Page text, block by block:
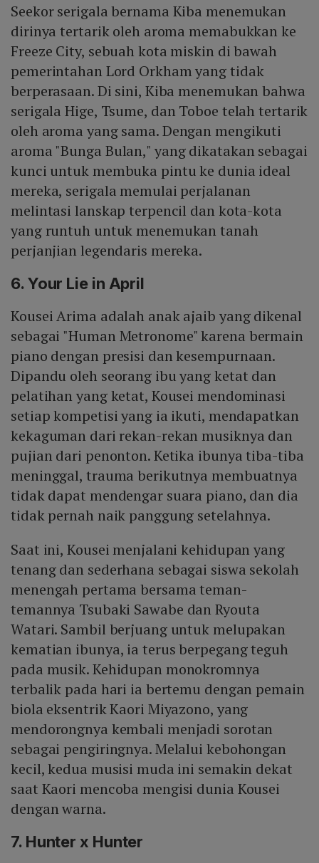
Seekor serigala bernama Kiba menemukan
dirinya tertarik oleh aroma memabukkan ke
Freeze City, sebuah kota miskin di bawah
pemerintahan Lord Orkham yang tidak
berperasaan. Di sini, Kiba menemukan bahwa
serigala Hige, Tsume, dan Toboe telah tertarik
oleh aroma yang sama. Dengan mengikuti
aroma "Bunga Bulan," yang dikatakan sebagai
kunci untuk membuka pintu ke dunia ideal
mereka, serigala memulai perjalanan
melintasi lanskap terpencil dan kota-kota
yang runtuh untuk menemukan tanah
perjanjian legendaris mereka.
6. Your Lie in April
Kousei Arima adalah anak ajaib yang dikenal
sebagai "Human Metronome" karena bermain
piano dengan presisi dan kesempurnaan.
Dipandu oleh seorang ibu yang ketat dan
pelatihan yang ketat, Kousei mendominasi
setiap kompetisi yang ia ikuti, mendapatkan
kekaguman dari rekan-rekan musiknya dan
pujian dari penonton. Ketika ibunya tiba-tiba
meninggal, trauma berikutnya membuatnya
tidak dapat mendengar suara piano, dan dia
tidak pernah naik panggung setelahnya.
Saat ini, Kousei menjalani kehidupan yang
tenang dan sederhana sebagai siswa sekolah
menengah pertama bersama teman-
temannya Tsubaki Sawabe dan Ryouta
Watari. Sambil berjuang untuk melupakan
kematian ibunya, ia terus berpegang teguh
pada musik. Kehidupan monokromnya
terbalik pada hari ia bertemu dengan pemain
biola eksentrik Kaori Miyazono, yang
mendorongnya kembali menjadi sorotan
sebagai pengiringnya. Melalui kebohongan
kecil, kedua musisi muda ini semakin dekat
saat Kaori mencoba mengisi dunia Kousei
dengan warna.
7. Hunter x Hunter